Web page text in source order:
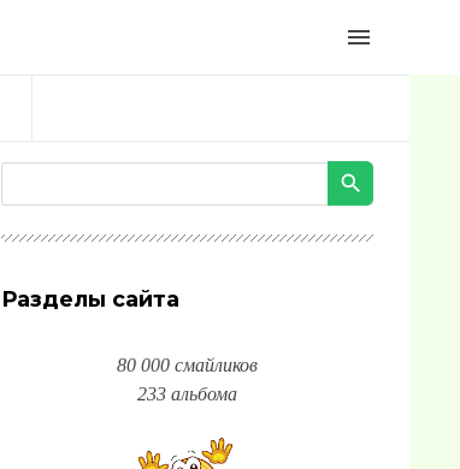
menu
Разделы сайта
80 000 смайликов
233 альбома